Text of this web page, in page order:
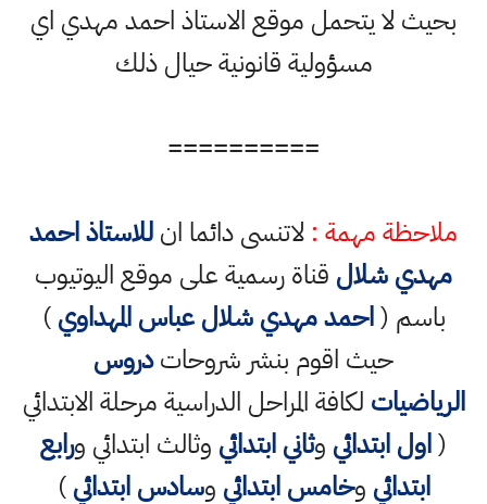
بحيث لا يتحمل موقع الاستاذ احمد مهدي اي
مسؤولية قانونية حيال ذلك
==========
ملاحظة مهمة : لاتنسى دائما انللاستاذ احمد
مهدي شلال قناة رسمية على موقع اليوتيوب
باسم (احمد مهدي شلال عباس المهداوي)
حيث اقوم بنشر شروحاتدروس
الرياضيات لكافة المراحل الدراسية مرحلة الابتدائي
(اول ابتدائي وثاني ابتدائي وثالث ابتدائي ورابع
ابتدائي وخامس ابتدائي وسادس ابتدائي)